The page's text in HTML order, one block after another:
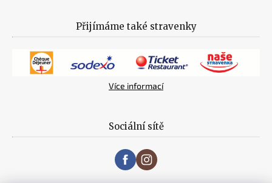
Přijímáme také stravenky
Více informací
Sociální sítě